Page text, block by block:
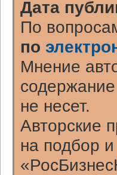
Дата
По
по
Мнение
не несет.
Авторские
на подбор